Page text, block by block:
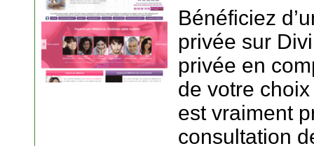
Bénéficiez
privée sur
privée en
de votre
est vraiment
consultation